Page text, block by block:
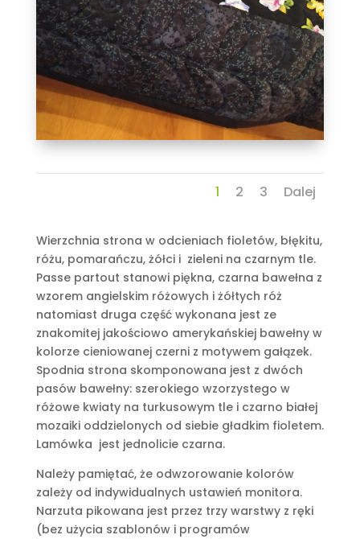
1 2 3 Dalej
Wierzchnia strona w odcieniach fioletów, błękitu,
różu, pomarańczu, żółci i zieleni na czarnym tle.
Passe partout stanowi piękna, czarna bawełna z
wzorem angielskim różowych i żółtych róż
natomiast druga część wykonana jest ze
znakomitej jakościowo amerykańskiej bawełny w
kolorze cieniowanej czerni z motywem gałązek.
Spodnia strona skomponowana jest z dwóch
pasów bawełny: szerokiego wzorzystego w
różowe kwiaty na turkusowym tle i czarno białej
mozaiki oddzielonych od siebie gładkim fioletem.
Lamówka jest jednolicie czarna.
Należy pamiętać, że odwzorowanie kolorów
zależy od indywidualnych ustawień monitora.
Narzuta pikowana jest przez trzy warstwy z ręki
(bez użycia szablonów i programów